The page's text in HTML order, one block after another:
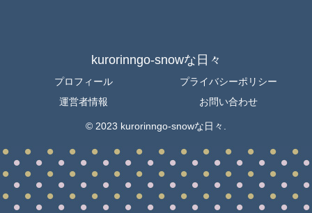
kurorinngo-snowな日々
プロフィール
プライバシーポリシー
運営者情報
お問い合わせ
© 2023 kurorinngo-snowな日々.